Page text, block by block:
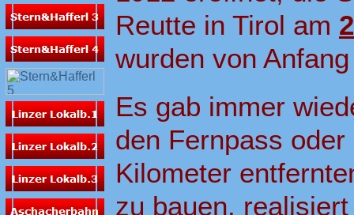
Reutte in Tirol am
wurden von
Es gab immer
den Fernpass
Kilometer
zu bauen,